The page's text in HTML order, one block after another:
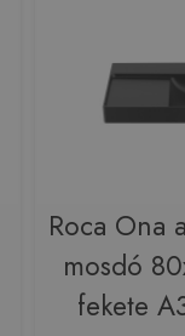
Roca Ona
mosdó
fekete